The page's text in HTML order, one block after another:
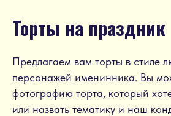
Торты на праздник
Предлагаем вам торты в стиле
персонажей именинника. Вы
фотографию торта, который
или назвать тематику и наш